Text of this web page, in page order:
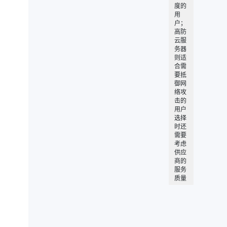
度的
用
户；
高防
云服
务器
则适
合需
要抵
御网
络攻
击的
用户
选择
时还
需要
考虑
供应
商的
服务
质量